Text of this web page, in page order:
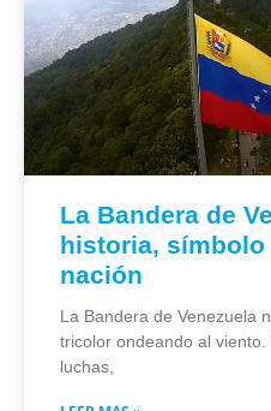
La Bandera de
historia,
nación
La Bandera de Venezuela
tricolor ondeando al
luchas,